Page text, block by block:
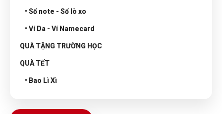
• Sổ note - Sổ lò xo
• Ví Da - Ví Namecard
QUÀ TẶNG TRƯỜNG HỌC
QUÀ TẾT
• Bao Lì Xì